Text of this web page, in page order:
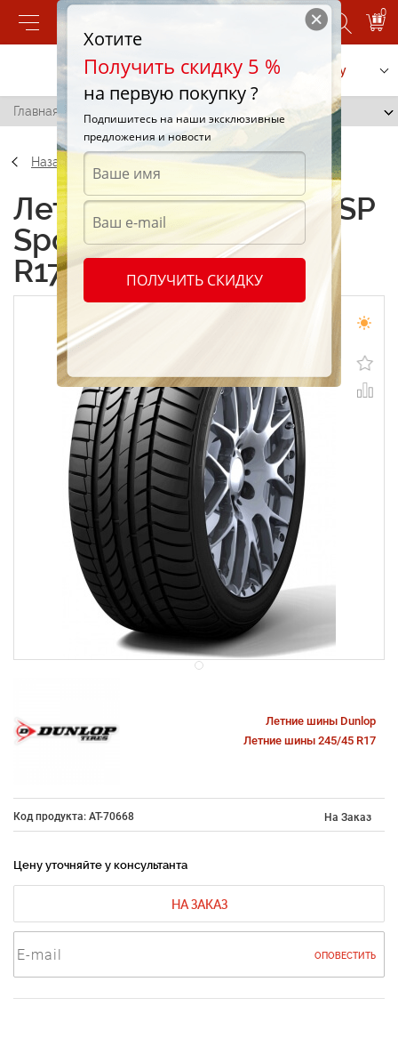
0
Позвонить Заказать услугу
Главная / Dunlop SP Sport Maxx TT 245/45 R17 99Y
Назад
Летние шины Dunlop SP
Sport Maxx TT 245/45
R17 99Y
Летние шины Dunlop
Летние шины 245/45 R17
Код продукта: AT-70668 На Заказ
Цену уточняйте у консультанта
НА ЗАКАЗ
ОПОВЕСТИТЬ
Хотите
Получить скидку 5 %
на первую покупку ?
Подпишитесь на наши эксклюзивные
предложения и новости
ПОЛУЧИТЬ СКИДКУ